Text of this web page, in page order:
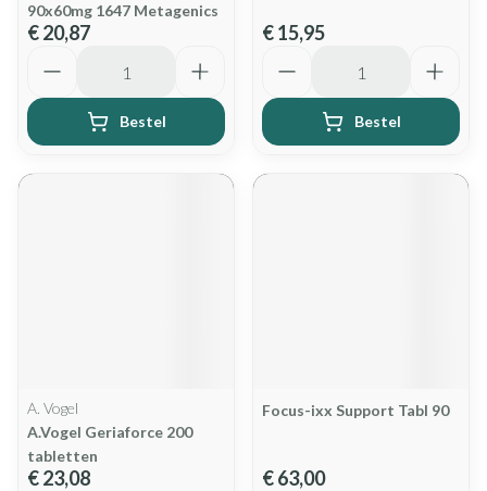
90x60mg 1647 Metagenics
€ 20,87
Bestel
€ 15,95
Bestel
A. Vogel
A.Vogel Geriaforce 200
tabletten
€ 23,08
Focus-ixx Support Tabl 90
€ 63,00